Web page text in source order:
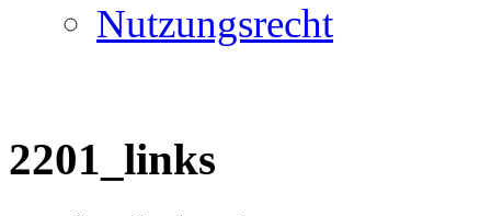
Nutzungsrecht
2201_links